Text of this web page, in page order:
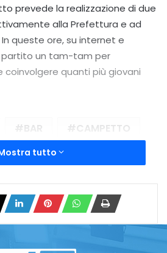
prevede la realizzazione di due
alla Prefettura e ad
queste ore, su internet e
un tam-tam per
quanti più giovani
BAR
CAMPETTO
DISSENSO
IGNAZIO SILONE
SCUOLA WHATSAPP
tutto